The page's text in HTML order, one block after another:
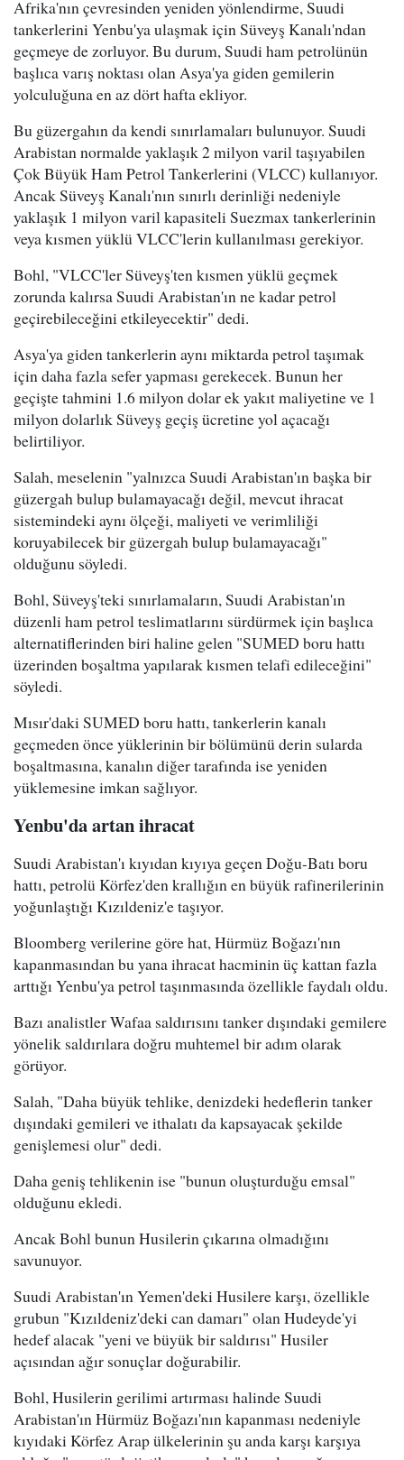
Afrika'nın çevresinden yeniden yönlendirme, Suudi
tankerlerini Yenbu'ya ulaşmak için Süveyş Kanalı'ndan
geçmeye de zorluyor. Bu durum, Suudi ham petrolünün
başlıca varış noktası olan Asya'ya giden gemilerin
yolculuğuna en az dört hafta ekliyor.
Bu güzergahın da kendi sınırlamaları bulunuyor. Suudi
Arabistan normalde yaklaşık 2 milyon varil taşıyabilen
Çok Büyük Ham Petrol Tankerlerini (VLCC) kullanıyor.
Ancak Süveyş Kanalı'nın sınırlı derinliği nedeniyle
yaklaşık 1 milyon varil kapasiteli Suezmax tankerlerinin
veya kısmen yüklü VLCC'lerin kullanılması gerekiyor.
Bohl, "VLCC'ler Süveyş'ten kısmen yüklü geçmek
zorunda kalırsa Suudi Arabistan'ın ne kadar petrol
geçirebileceğini etkileyecektir" dedi.
Asya'ya giden tankerlerin aynı miktarda petrol taşımak
için daha fazla sefer yapması gerekecek. Bunun her
geçişte tahmini 1.6 milyon dolar ek yakıt maliyetine ve 1
milyon dolarlık Süveyş geçiş ücretine yol açacağı
belirtiliyor.
Salah, meselenin "yalnızca Suudi Arabistan'ın başka bir
güzergah bulup bulamayacağı değil, mevcut ihracat
sistemindeki aynı ölçeği, maliyeti ve verimliliği
koruyabilecek bir güzergah bulup bulamayacağı"
olduğunu söyledi.
Bohl, Süveyş'teki sınırlamaların, Suudi Arabistan'ın
düzenli ham petrol teslimatlarını sürdürmek için başlıca
alternatiflerinden biri haline gelen "SUMED boru hattı
üzerinden boşaltma yapılarak kısmen telafi edileceğini"
söyledi.
Mısır'daki SUMED boru hattı, tankerlerin kanalı
geçmeden önce yüklerinin bir bölümünü derin sularda
boşaltmasına, kanalın diğer tarafında ise yeniden
yüklemesine imkan sağlıyor.
Yenbu'da artan ihracat
Suudi Arabistan'ı kıyıdan kıyıya geçen Doğu-Batı boru
hattı, petrolü Körfez'den krallığın en büyük rafinerilerinin
yoğunlaştığı Kızıldeniz'e taşıyor.
Bloomberg verilerine göre hat, Hürmüz Boğazı'nın
kapanmasından bu yana ihracat hacminin üç kattan fazla
arttığı Yenbu'ya petrol taşınmasında özellikle faydalı oldu.
Bazı analistler Wafaa saldırısını tanker dışındaki gemilere
yönelik saldırılara doğru muhtemel bir adım olarak
görüyor.
Salah, "Daha büyük tehlike, denizdeki hedeflerin tanker
dışındaki gemileri ve ithalatı da kapsayacak şekilde
genişlemesi olur" dedi.
Daha geniş tehlikenin ise "bunun oluşturduğu emsal"
olduğunu ekledi.
Ancak Bohl bunun Husilerin çıkarına olmadığını
savunuyor.
Suudi Arabistan'ın Yemen'deki Husilere karşı, özellikle
grubun "Kızıldeniz'deki can damarı" olan Hudeyde'yi
hedef alacak "yeni ve büyük bir saldırısı" Husiler
açısından ağır sonuçlar doğurabilir.
Bohl, Husilerin gerilimi artırması halinde Suudi
Arabistan'ın Hürmüz Boğazı'nın kapanması nedeniyle
kıyıdaki Körfez Arap ülkelerinin şu anda karşı karşıya